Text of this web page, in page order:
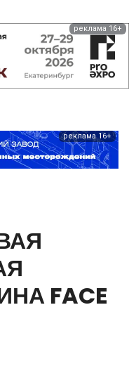
реклама 16+
реклама 16+
FACE